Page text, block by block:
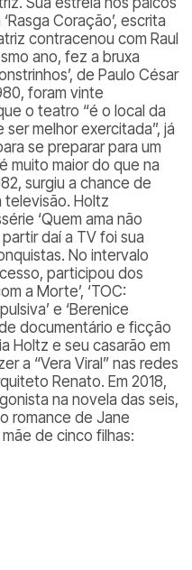
Coração’, escrita
contracenou com Raul
ano, fez a bruxa
de Paulo César
foram vinte
o teatro “é o local da
melhor exercitada”, já
se preparar para um
muito maior do que na
surgiu a chance de
televisão. Holtz
‘Quem ama não
partir daí a TV foi sua
No intervalo
participou dos
a Morte’, ‘TOC:
e ‘Berenice
documentário e ficção
Holtz e seu casarão em
a “Vera Viral” nas redes
Renato. Em 2018,
na novela das seis,
romance de Jane
de cinco filhas: